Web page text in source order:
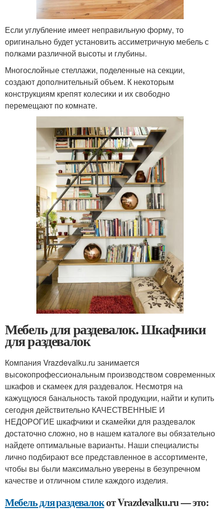
Если углубление имеет неправильную форму, то
оригинально будет установить ассиметричную мебель с
полками различной высоты и глубины.
Многослойные стеллажи, поделенные на секции,
создают дополнительный объем. К некоторым
конструкциям крепят колесики и их свободно
перемещают по комнате.
Мебель для раздевалок. Шкафчики
для раздевалок
Компания Vrazdevalku.ru занимается
высокопрофессиональным производством современных
шкафов и скамеек для раздевалок. Несмотря на
кажущуюся банальность такой продукции, найти и купить
сегодня действительно КАЧЕСТВЕННЫЕ И
НЕДОРОГИЕ шкафчики и скамейки для раздевалок
достаточно сложно, но в нашем каталоге вы обязательно
найдете оптимальные варианты. Наши специалисты
лично подбирают все представленное в ассортименте,
чтобы вы были максимально уверены в безупречном
качестве и отличном стиле каждого изделия.
Мебель для раздевалокот Vrazdevalku.ru — это: